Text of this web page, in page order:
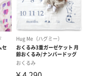
を感じた時に起こるモ